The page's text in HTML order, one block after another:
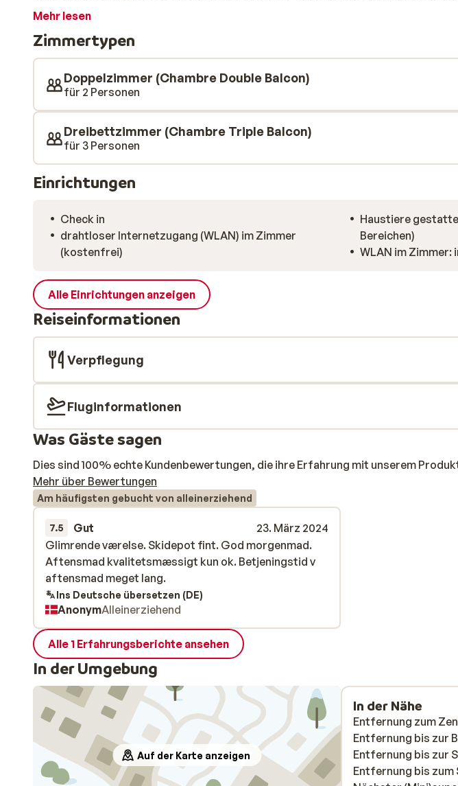
in wenigen Minuten zu Fuß. Die Zimmer sind großzügig geschnitten und mit viel
Außerdem verfügt das Hotel über einen schönen Wellnessbereich, ein Restaurant
gemütliche, moderne Bar mit Loungebereich. Hier kannst du nach einem Tag auf
einem der großen Sessel entspannen – vielleicht mit einer warmen Schokolade oder
Glas Wein.
Mehr lesen
Zimmertypen
Doppelzimmer (Chambre Double Balcon)
für 2 Personen
Dreibettzimmer (Chambre Triple Balcon)
für 3 Personen
Einrichtungen
Check in
drahtloser Internetzugang (WLAN) im Zimmer
(kostenfrei)
Haustiere
Bereichen)
WLAN im Zimmer:
Alle Einrichtungen anzeigen
Reiseinformationen
Verpflegung
Fluginformationen
Was Gäste sagen
Dies sind 100% echte Kundenbewertungen, die ihre Erfahrung mit unserem
Mehr über Bewertungen
Am häufigsten gebucht von alleinerziehend
7.5 Gut
23. März 2024
Glimrende værelse. Skidepot fint. God morgenmad.
Aftensmad kvalitetsmæssigt kun ok. Betjeningstid v
aftensmad meget lang.
Glimrende værelse. Skidepot fint. God morgenmad.
Aftensmad kvalitetsmæssigt kun ok. Betjeningstid v
aftensmad meget lang.
Ins Deutsche übersetzen (DE)
AnonymAlleinerziehend
Alle 1 Erfahrungsberichte ansehen
In der Umgebung
Auf der Karte anzeigen
In der Nähe
Entfernung zum
Entfernung bis zur
Entfernung bis zur
Entfernung bis